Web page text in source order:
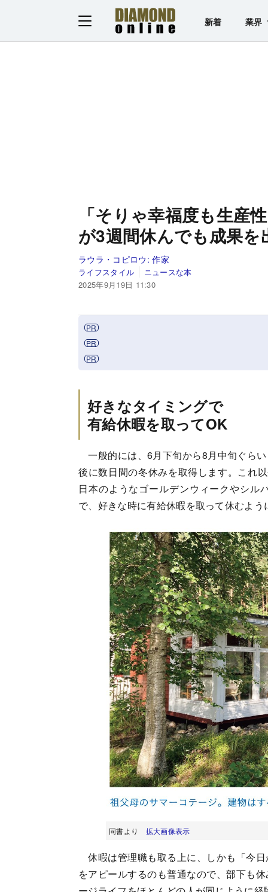
新着 業界
「そりゃ幸福度も生産
が3週間休んでも成果
ラウラ・コピロウ:作家
ライフスタイル
ニュースな本
2025年9月19日 11:30
好きなタイミングで
有給休暇を取ってOK
一般的には、6月下旬から8月中旬ぐら
後に数日間の冬休みを取得します。これ
日本のようなゴールデンウィークやシル
で、好きな時に有給休暇を取って休むよ
同書より 拡大画像表示
休暇は管理職も取る上に、しかも「今
をアピールするのも普通なので、部下も